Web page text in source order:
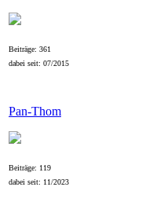
Beiträge: 361
dabei seit: 07/2015
Pan-Thom
Beiträge: 119
dabei seit: 11/2023